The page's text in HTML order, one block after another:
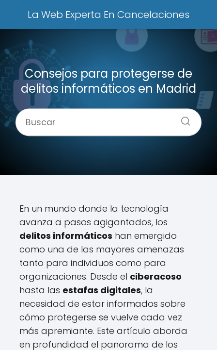
La Web Experta En Cancelaciones
Consejos para protegerse de
delitos informáticos en Madrid
En un mundo donde la tecnología
avanza a pasos agigantados, los
delitos informáticos han emergido
como una de las mayores amenazas
tanto para individuos como para
organizaciones. Desde el ciberacoso
hasta las estafas digitales, la
necesidad de estar informados sobre
cómo protegerse se vuelve cada vez
más apremiante. Este artículo aborda
en profundidad el panorama de los